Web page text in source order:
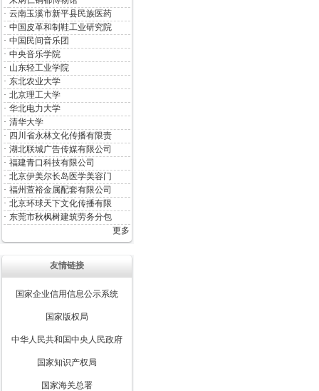
· 云南玉溪市新平县民族医药
· 中国皮革和制鞋工业研究院
· 中国民间音乐团
· 中央音乐学院
· 山东轻工业学院
· 东北农业大学
· 北京理工大学
· 华北电力大学
· 清华大学
· 四川省永林文化传播有限责
· 湖北联城广告传媒有限公司
· 福建青口科技有限公司
· 北京伊美尔长岛医学美容门
· 福州萱裕金属配套有限公司
· 北京环球天下文化传播有限
· 东莞市秋枫树建筑劳务分包
更多
友情链接
国家企业信用信息公示系统
国家版权局
中华人民共和国中央人民政府
国家知识产权局
国家海关总署